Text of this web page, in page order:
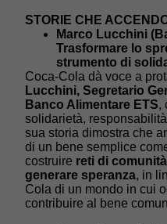
STORIE CHE
Marco Lucchini
Trasformare lo
strumento di
Coca-Cola dà voce a
Lucchini, Segretario
Banco Alimentare ETS,
solidarietà,
sua storia dimostra che
di un bene semplice
costruire reti di
generare speranza, in
Cola di un mondo in cui
contribuire al bene